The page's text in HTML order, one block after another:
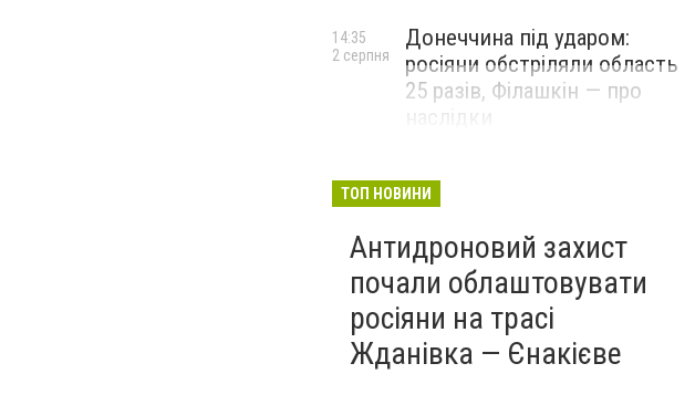
Донеччина під ударом:
росіяни обстріляли область
25 разів, Філашкін — про
14:35
2 серпня
ТОП НОВИНИ
Антидроновий захист
почали облаштовувати
росіяни на трасі
Жданівка — Єнакієве